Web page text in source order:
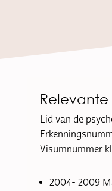
Lid van de
Visumnummer
2004- 2009